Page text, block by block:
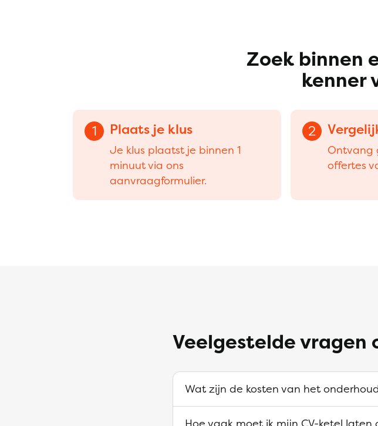
Zoek binnen
kenner
1 Plaats je klus
Je klus plaatst je binnen 1
minuut via ons
aanvraagformulier.
2
Ontvang
offertes
Veelgestelde vragen
Wat zijn de kosten van het